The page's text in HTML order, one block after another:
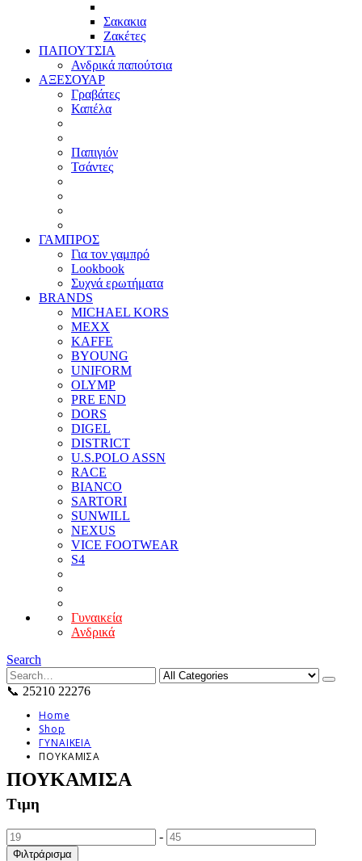
Σακακια
Ζακέτες
ΠΑΠΟΥΤΣΙΑ
Ανδρικά παπούτσια
ΑΞΕΣΟΥΑΡ
Γραβάτες
Καπέλα
Παπιγιόν
Τσάντες
ΓΑΜΠΡΟΣ
Για τον γαμπρό
Lookbook
Συχνά ερωτήματα
BRANDS
MICHAEL KORS
MEXX
KAFFE
BYOUNG
UNIFORM
OLYMP
PRE END
DORS
DIGEL
DISTRICT
U.S.POLO ASSN
RACE
BIANCO
SARTORI
SUNWILL
NEXUS
VICE FOOTWEAR
S4
Γυναικεία
Ανδρικά
Search
📞 25210 22276
Home
Shop
ΓΥΝΑΙΚΕΙΑ
ΠΟΥΚΑΜΙΣΑ
ΠΟΥΚΑΜΙΣΑ
Τιμη
-
Φιλτράρισμα